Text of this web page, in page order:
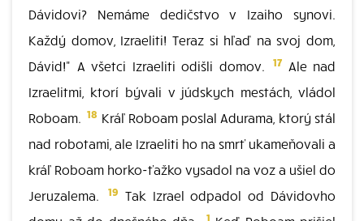
Dávidovi? Nemáme dedičstvo v Izaiho synovi.
Každý domov, Izraeliti! Teraz si hľaď na svoj dom,
Dávid!" A všetci Izraeliti odišli domov.
17 Ale nad
Izraelitmi, ktorí bývali v júdskych mestách, vládol
Roboam. 18 Kráľ Roboam poslal Adurama, ktorý stál
nad robotami, ale Izraeliti ho na smrť ukameňovali a
kráľ Roboam horko-ťažko vysadol na voz a ušiel do
Jeruzalema.
19 Tak Izrael odpadol od Dávidovho
1